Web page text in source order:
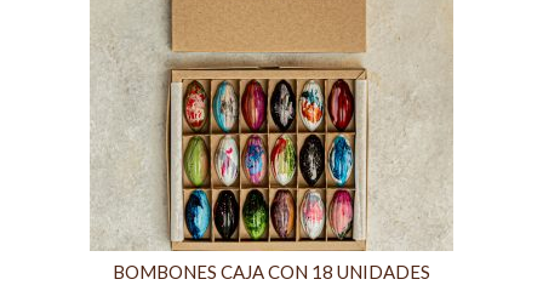
BOMBONES CAJA CON 18 UNIDADES